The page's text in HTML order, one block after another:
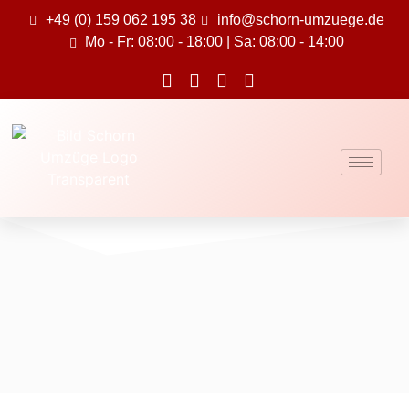
+49 (0) 159 062 195 38
info@schorn-umzuege.de
Mo - Fr: 08:00 - 18:00 | Sa: 08:00 - 14:00